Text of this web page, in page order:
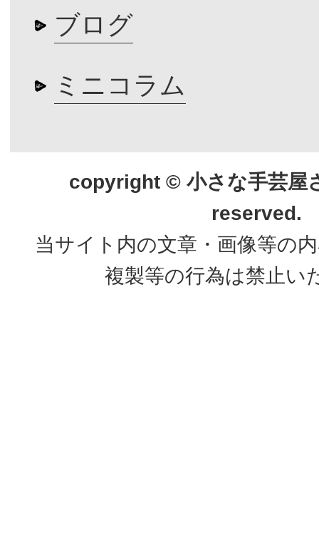
ブログ
ミニコラム
copyright © 小さな手芸屋
reserved.
当サイト内の文章・画像等の
複製等の行為は禁止い